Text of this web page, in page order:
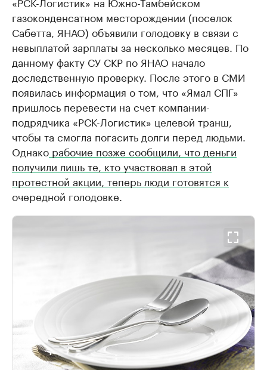
газоконденсатном месторождении (поселок
Сабетта, ЯНАО) объявили голодовку в связи с
невыплатой зарплаты за несколько месяцев. По
данному факту СУ СКР по ЯНАО начало
доследственную проверку. После этого в СМИ
появилась информация о том, что «Ямал СПГ»
пришлось перевести на счет компании-
подрядчика «РСК-Логистик» целевой транш,
чтобы та смогла погасить долги перед людьми.
Однако рабочие позже сообщили, что деньги
получили лишь те, кто участвовал в этой
протестной акции, теперь люди готовятся к
очередной голодовке.